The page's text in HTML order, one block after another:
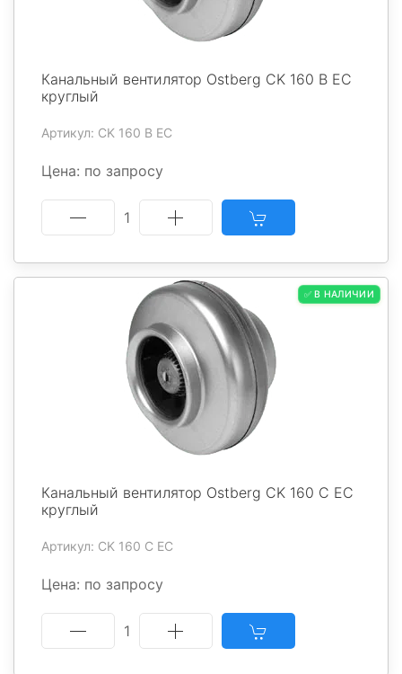
Канальный вентилятор Ostberg CK 160 B EC
круглый
Артикул: CK 160 B EC
Цена: по запросу
1
✅ В НАЛИЧИИ
Канальный вентилятор Ostberg CK 160 C EC
круглый
Артикул: CK 160 C EC
Цена: по запросу
1